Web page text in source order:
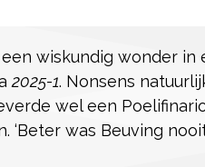
een wiskundig wonder in
2025-1. Nonsens
wel een
‘Beter was Beuving